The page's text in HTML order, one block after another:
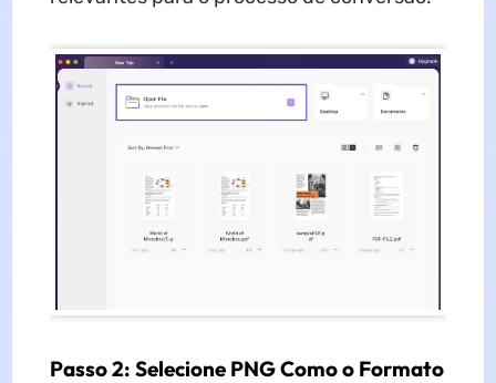
Passo 2: Selecione PNG Como o Formato